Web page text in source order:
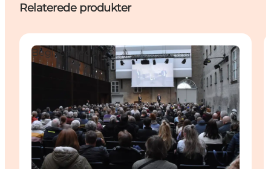
Relaterede produkter
Begivenheder